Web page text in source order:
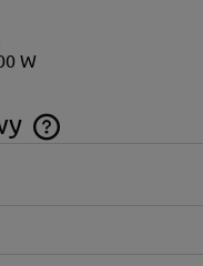
W
Cena nie zawiera